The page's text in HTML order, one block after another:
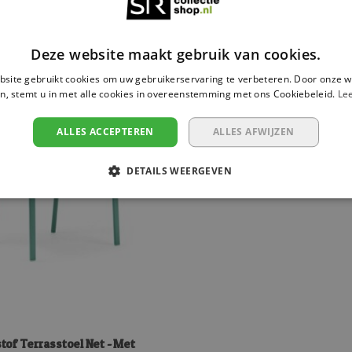
Terrasstoel Net - Met
Deze website maakt gebruik van cookies.
gebruikt cookies om uw gebruikerservaring te verbeteren. Door onze
stemt u in met alle cookies in overeenstemming met ons Cookiebeleid.
ALLES ACCEPTEREN ALLES AFWIJZEN
DETAILS WEERGEVEN